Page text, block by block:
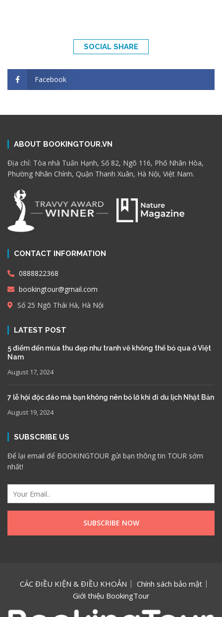
SOCIAL SHARE
Facebook
ABOUT BOOKINGTOUR.VN
Địa chỉ: Tòa nhà Tuấn Hạnh, Số 82, Ngõ 116, Phố Nhân Hòa,
Phường Nhân Chính, Quận Thanh Xuân, Hà Nội, Việt Nam.
CONTACT INFORMATION
0888822368
bookingtour@gmail.com
Số 25 Ngõ Thái Hà, Hà Nội
LATEST POST
5 điểm đến mùa thu đẹp như tranh vẽ không thể bỏ qua ở Việt
Nam
August 17, 2024
7 lễ hội độc đáo mà bạn không nên bỏ lỡ khi đi du lịch Nhật Bản
August 19, 2024
SUBSCRIBE US
Để lại email để BOOKINGTOUR gửi bạn thông tin TOUR sớm
nhất!
CÁC ĐIỀU KIỆN & ĐIỀU KHOẢN
Chính sách bảo mật
Giới thiệu BookingTour